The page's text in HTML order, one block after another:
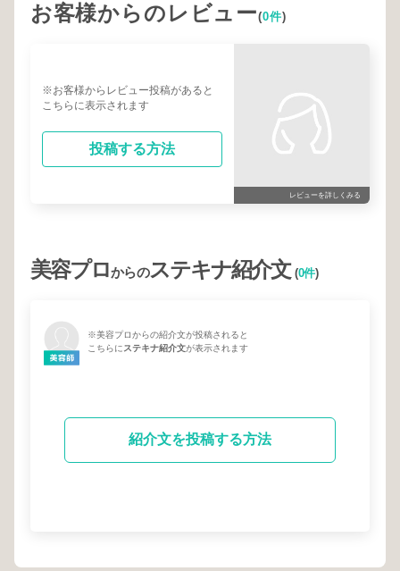
お客様からのレビュー(0件)
※お客様からレビュー投稿があると
こちらに表示されます
投稿する方法
レビューを詳しくみる
美容プロからのステキナ紹介文(0件)
※美容プロからの紹介文が投稿されると
こちらにステキナ紹介文が表示されます
紹介文を投稿する方法